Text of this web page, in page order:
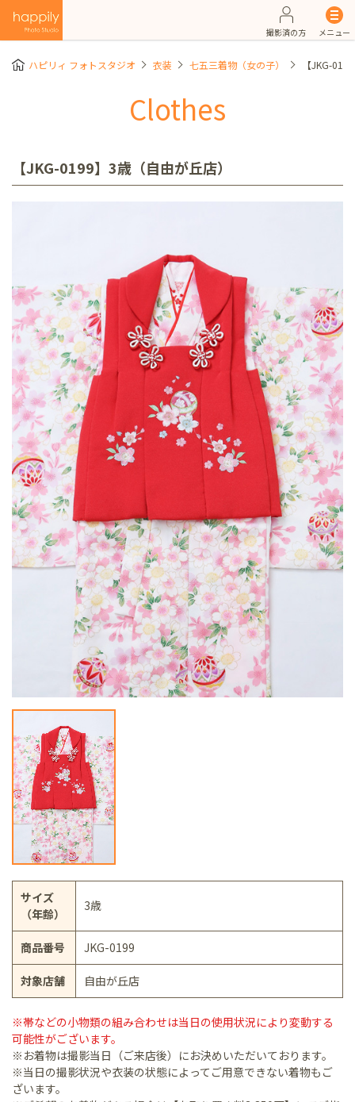
撮影済の方 メニュー
ハピリィ フォトスタジオ 衣装 七五三着物（女の子） 【JKG-
Clothes
【JKG-0199】3歳（自由が丘店）
サイズ
（年齢）
3歳
商品番号 JKG-0199
対象店舗 自由が丘店
※帯などの小物類の組み合わせは当日の使用状況により変動する
可能性がございます。
※お着物は撮影当日（ご来店後）にお決めいただいております。
※当日の撮影状況や衣装の状態によってご用意できない着物もご
ざいます。